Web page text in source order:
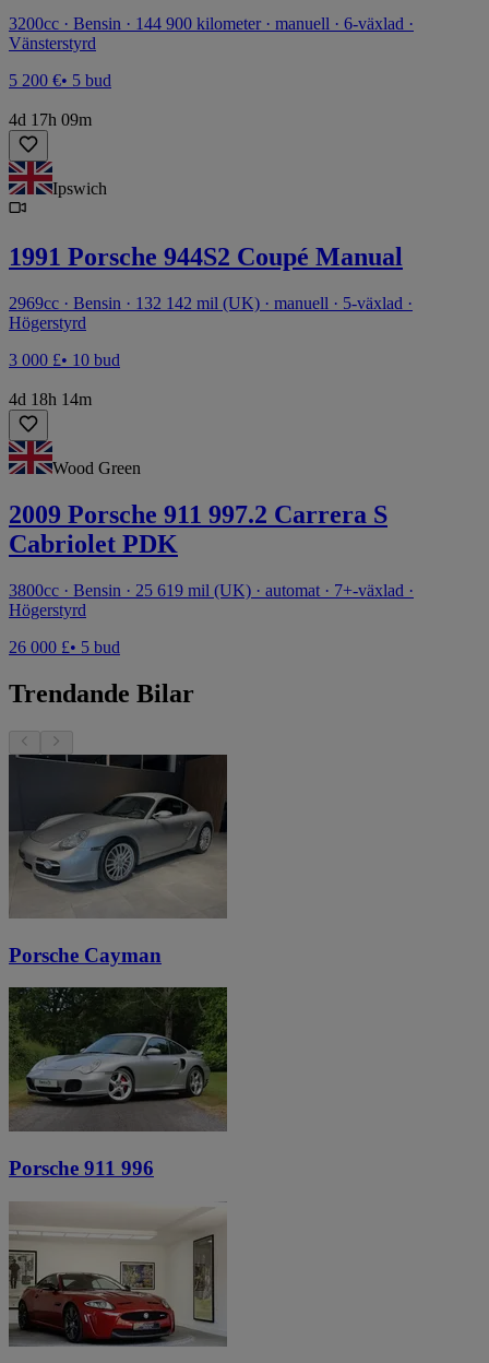
3200cc · Bensin · 144 900 kilometer · manuell · 6-växlad ·
Vänsterstyrd
5 200 €• 5 bud
4d 17h 09m
Ipswich
1991 Porsche 944S2 Coupé Manual
2969cc · Bensin · 132 142 mil (UK) · manuell · 5-växlad ·
Högerstyrd
3 000 £• 10 bud
4d 18h 14m
Wood Green
2009 Porsche 911 997.2 Carrera S
Cabriolet PDK
3800cc · Bensin · 25 619 mil (UK) · automat · 7+-växlad ·
Högerstyrd
26 000 £• 5 bud
Trendande Bilar
Porsche Cayman
Porsche 911 996